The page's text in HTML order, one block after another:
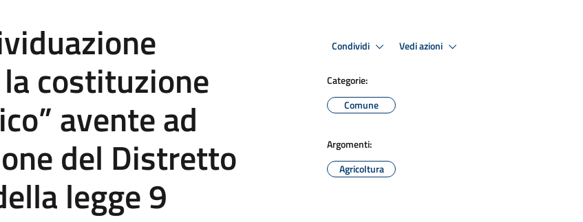
costituzione
avente ad
del Distretto
legge 9
Condividi Vedi azioni
Categorie:
Comune
Argomenti:
Agricoltura